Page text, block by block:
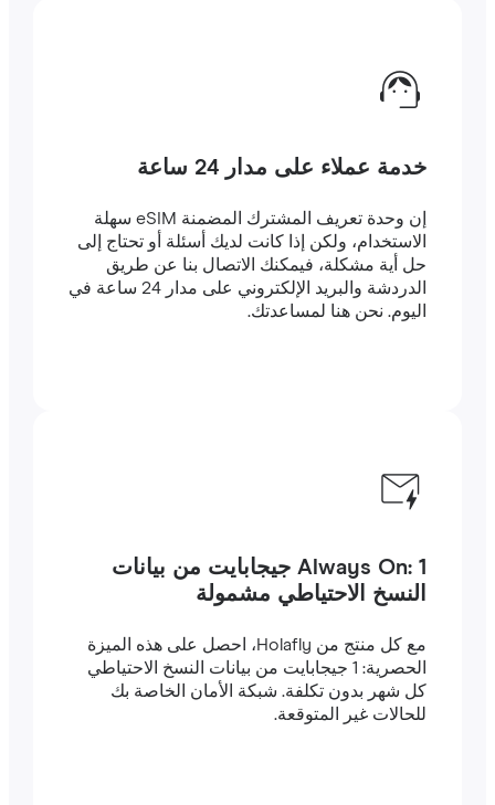
خدمة عملاء على مدار 24 ساعة
إن وحدة تعريف المشترك المضمنة eSIM سهلة
الاستخدام، ولكن إذا كانت لديك أسئلة أو تحتاج إلى
حل أية مشكلة، فيمكنك الاتصال بنا عن طريق
الدردشة والبريد الإلكتروني على مدار 24 ساعة في
اليوم. نحن هنا لمساعدتك.
Always On: 1 جيجابايت من بيانات
النسخ الاحتياطي مشمولة
مع كل منتج من Holafly، احصل على هذه الميزة
الحصرية: 1 جيجابايت من بيانات النسخ الاحتياطي
كل شهر بدون تكلفة. شبكة الأمان الخاصة بك
للحالات غير المتوقعة.